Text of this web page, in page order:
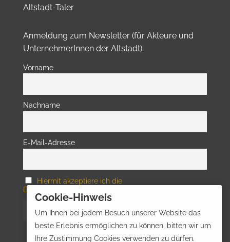
Altstadt-Taler
Anmeldung zum Newsletter (für Akteure und
UnternehmerInnen der Altstadt).
Vorname
Nachname
E-Mail-Adresse
Hiermit akzeptiere ich die
Datenschutzbestimmungen
Cookie-Hinweis
Um Ihnen bei jedem Besuch unserer Website das
beste Erlebnis ermöglichen zu können, bitten wir um
Ihre Zustimmung Cookies verwenden zu dürfen.